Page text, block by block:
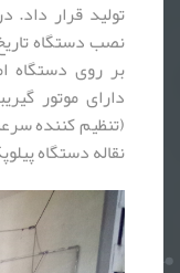
تولید قرار
بر روی دستگاه
دارای موتور
(تنظیم کننده
نقاله دستگاه